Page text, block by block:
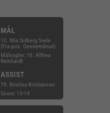
MÅL
10. Mia Solberg Svele
(Fra pos. Gennembrud)
Målvogter: 16. Althea
Reinhardt
ASSIST
79. Kristina Kristiansen
Score: 13-14